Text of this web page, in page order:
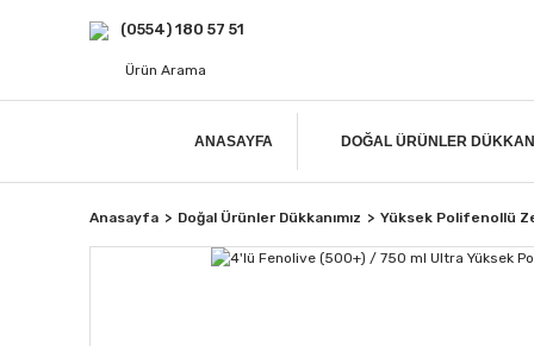
(0554) 180 57 51
ANASAYFA DOĞAL ÜRÜNLER
Anasayfa Doğal Ürünler Dükkanımız Yüksek Polifenollü